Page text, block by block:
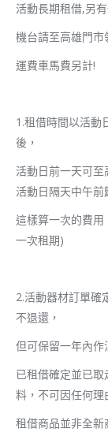
活動長期租借,另
機台請至高雄門
運費車馬費另計!
1.租借時間以活動
後，
活動日前一天可至
活動日隔天中午前
這樣算一次的費
一次租期)
2.活動器材訂單確
不退還，
但可保留一年內作
已租借確定並已
料，不可因任何理
租借商品並非全